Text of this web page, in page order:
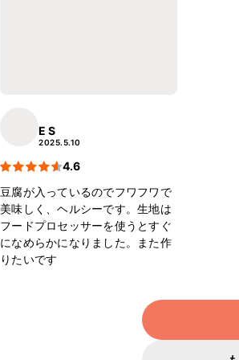
E S
2025.5.10
4.6
豆腐が入っているのでフワフワで
美味しく、ヘルシーです。生地は
フードプロセッサーを使うとすぐ
になめらかになりました。また作
りたいです